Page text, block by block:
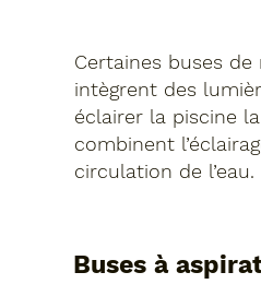
Certaines buses
intègrent des
éclairer la piscine
combinent
circulation de l’eau.
Buses à